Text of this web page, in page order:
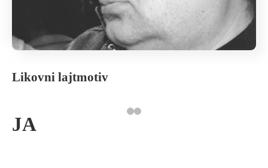
Likovni lajtmotiv
JA